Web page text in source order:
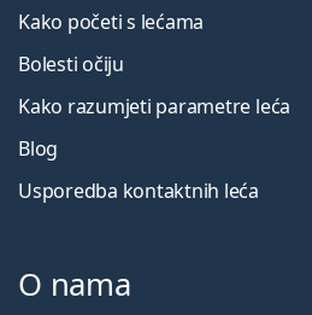
Kako početi s lećama
Bolesti očiju
Kako razumjeti parametre leća
Blog
Usporedba kontaktnih leća
O nama